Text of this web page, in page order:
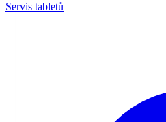
Servis tabletů